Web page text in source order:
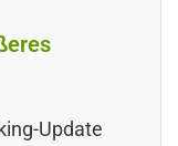
Update